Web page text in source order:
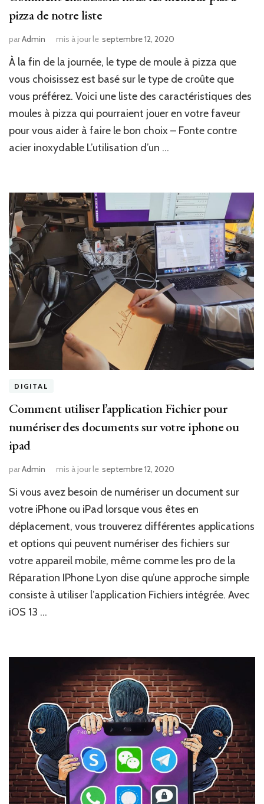
pizza de notre liste
parAdmin mis à jour le septembre 12, 2020
À la fin de la journée, le type de moule à pizza que
vous choisissez est basé sur le type de croûte que
vous préférez. Voici une liste des caractéristiques des
moules à pizza qui pourraient jouer en votre faveur
pour vous aider à faire le bon choix – Fonte contre
acier inoxydable L’utilisation d’un …
DIGITAL
Comment utiliser l’application Fichier pour
numériser des documents sur votre iphone ou
ipad
parAdmin mis à jour le septembre 12, 2020
Si vous avez besoin de numériser un document sur
votre iPhone ou iPad lorsque vous êtes en
déplacement, vous trouverez différentes applications
et options qui peuvent numériser des fichiers sur
votre appareil mobile, même comme les pro de la
Réparation IPhone Lyon dise qu’une approche simple
consiste à utiliser l’application Fichiers intégrée. Avec
iOS 13 …